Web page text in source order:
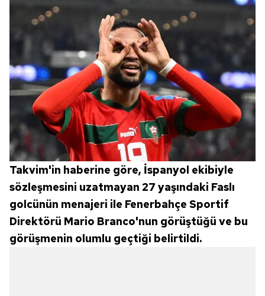
Takvim'in haberine göre, İspanyol ekibiyle
sözleşmesini uzatmayan 27 yaşındaki Faslı
golcünün menajeri ile Fenerbahçe Sportif
Direktörü Mario Branco'nun görüştüğü ve bu
görüşmenin olumlu geçtiği belirtildi.